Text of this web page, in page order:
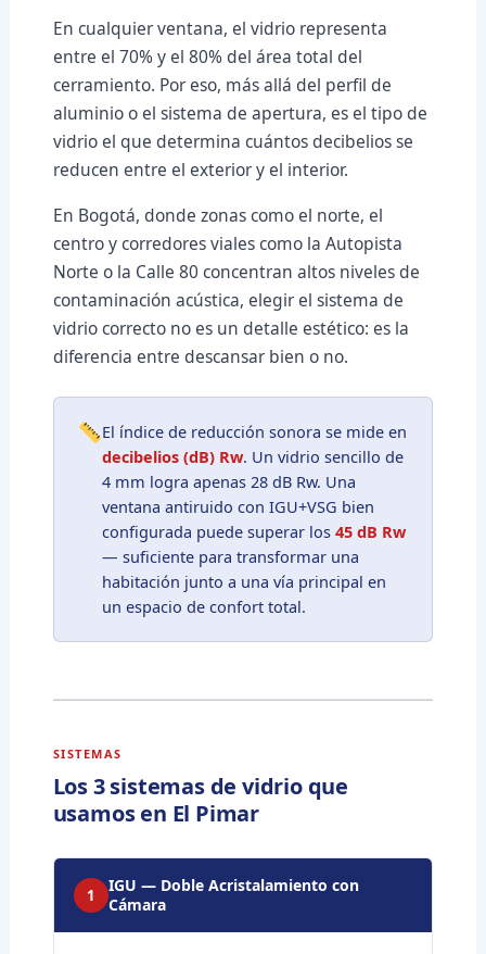
En cualquier ventana, el vidrio representa
entre el 70% y el 80% del área total del
cerramiento. Por eso, más allá del perfil de
aluminio o el sistema de apertura, es el tipo de
vidrio el que determina cuántos decibelios se
reducen entre el exterior y el interior.
En Bogotá, donde zonas como el norte, el
centro y corredores viales como la Autopista
Norte o la Calle 80 concentran altos niveles de
contaminación acústica, elegir el sistema de
vidrio correcto no es un detalle estético: es la
diferencia entre descansar bien o no.
El índice de reducción sonora se mide en
decibelios (dB) Rw. Un vidrio sencillo de
4 mm logra apenas 28 dB Rw. Una
ventana antiruido con IGU+VSG bien
configurada puede superar los45 dB Rw
— suficiente para transformar una
habitación junto a una vía principal en
un espacio de confort total.
SISTEMAS
Los 3 sistemas de vidrio que
usamos en El Pimar
1
IGU — Doble Acristalamiento con
Cámara